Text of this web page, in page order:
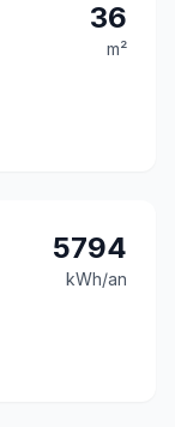
36
m²
5794
kWh/an